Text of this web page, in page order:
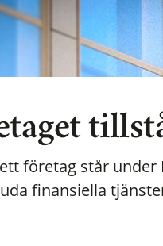
företag står under
finansiella